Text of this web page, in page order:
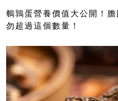
鵪鶉蛋營養價值大公開！
勿超過這個數量！